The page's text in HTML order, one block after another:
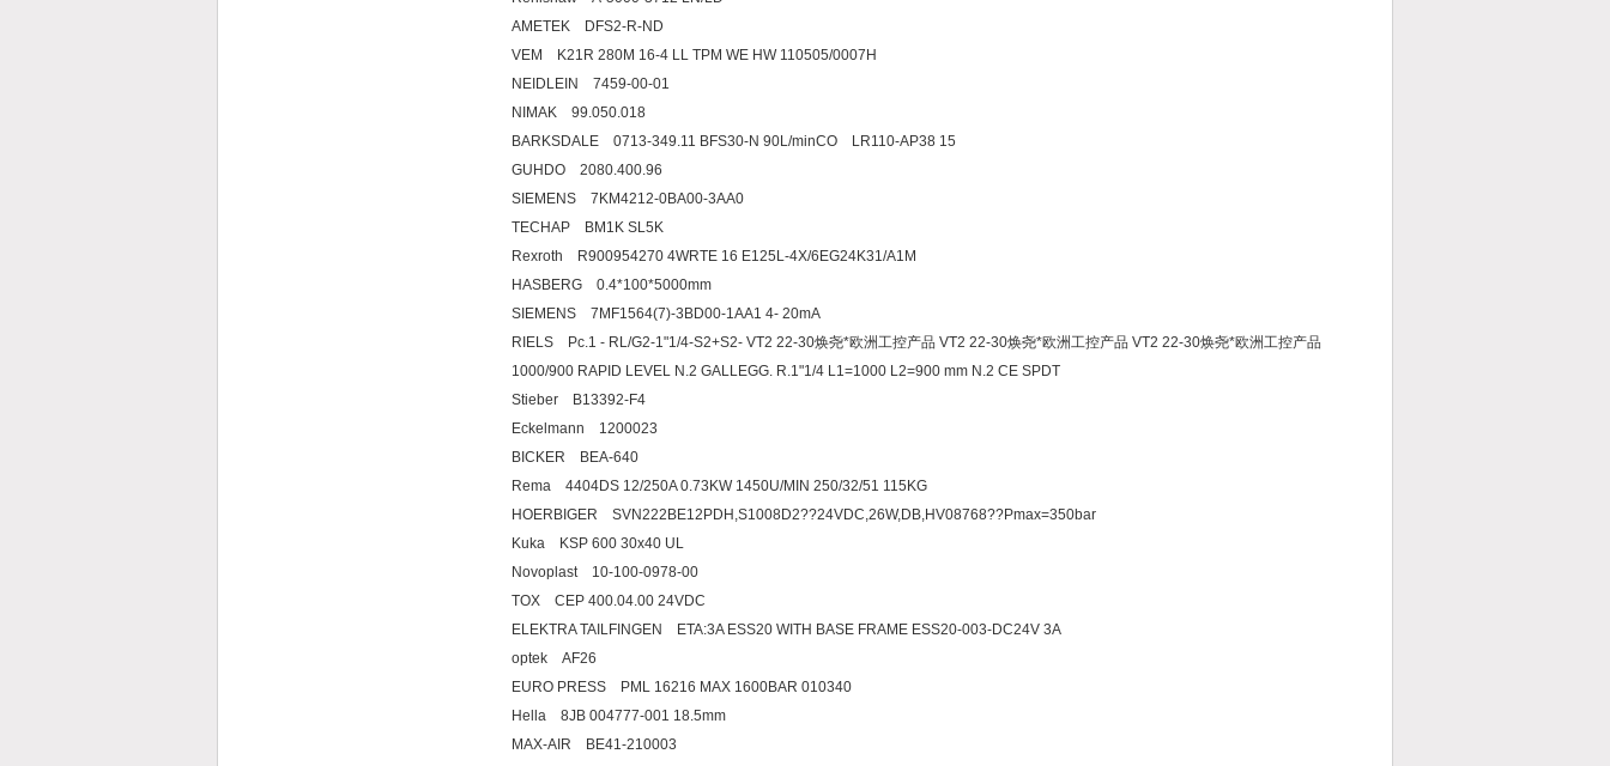
AMETEK DFS2-R-ND
VEM K21R 280M 16-4 LL TPM WE HW 110505/0007H
NEIDLEIN 7459-00-01
NIMAK 99.050.018
BARKSDALE 0713-349.11 BFS30-N 90L/minCO LR110-AP38 15
GUHDO 2080.400.96
SIEMENS 7KM4212-0BA00-3AA0
TECHAP BM1K SL5K
Rexroth R900954270 4WRTE 16 E125L-4X/6EG24K31/A1M
HASBERG 0.4*100*5000mm
SIEMENS 7MF1564(7)-3BD00-1AA1 4- 20mA
RIELS Pc.1 - RL/G2-1"1/4-S2+S2- VT2 22-30焕尧*欧洲工控产品 VT2 22-30焕尧*欧洲工控产品 VT2 22-30焕尧*欧洲工控产品
1000/900 RAPID LEVEL N.2 GALLEGG. R.1"1/4 L1=1000 L2=900 mm N.2 CE SPDT
Stieber B13392-F4
Eckelmann 1200023
BICKER BEA-640
Rema 4404DS 12/250A 0.73KW 1450U/MIN 250/32/51 115KG
HOERBIGER SVN222BE12PDH,S1008D2??24VDC,26W,DB,HV08768??Pmax=350bar
Kuka KSP 600 30x40 UL
Novoplast 10-100-0978-00
TOX CEP 400.04.00 24VDC
ELEKTRA TAILFINGEN ETA:3A ESS20 WITH BASE FRAME ESS20-003-DC24V 3A
optek AF26
EURO PRESS PML 16216 MAX 1600BAR 010340
Hella 8JB 004777-001 18.5mm
MAX-AIR BE41-210003